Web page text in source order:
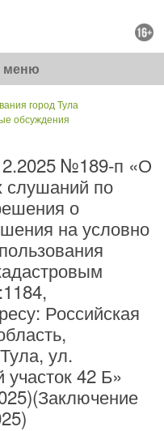
меню
город Тула
обсуждения
№189-п «О
слушаний по
о
на условно
Российская
ул.
42 Б»